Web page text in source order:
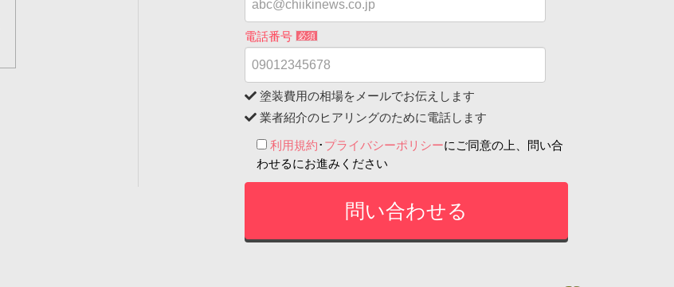
電話番号 必須
塗装費用の相場をメールでお伝えします
業者紹介のヒアリングのために電話します
利用規約･ プライバシーポリシーにご同意の上、問い合
わせるにお進みください